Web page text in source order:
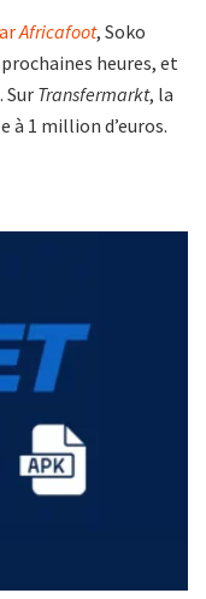
Africafoot, Soko
heures, et
Sur Transfermarkt, la
à 1 million d’euros.